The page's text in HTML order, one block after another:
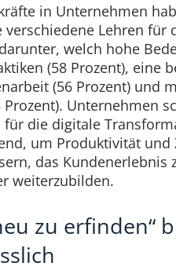
in Unternehmen
verschiedene Lehren für
welch hohe
(58 Prozent), eine
(56 Prozent) und
Prozent). Unternehmen
für die digitale
um Produktivität und
das Kundenerlebnis
weiterzubilden.
zu erfinden“